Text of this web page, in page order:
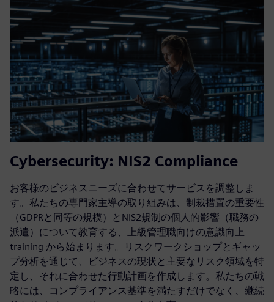
Cybersecurity: NIS2 Compliance
お客様のビジネスニーズに合わせてサービスを調整しま
す。私たちの専門家主導の取り組みは、制裁措置の重要性
（GDPRと同等の規模）とNIS2規制の個人的影響（職務の
派遣）について教育する、上級管理職向けの意識向上
training から始まります。リスクワークショップとギャッ
プ分析を通じて、ビジネスの現状と主要なリスク領域を特
定し、それに合わせた行動計画を作成します。私たちの戦
略には、コンプライアンス基準を満たすだけでなく、継続